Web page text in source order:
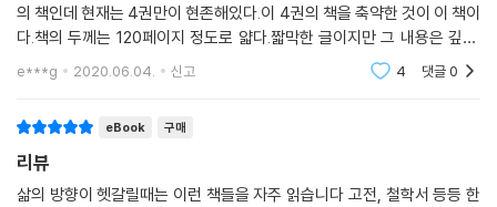
의 책인데 현재는 4권만이 현존해있다.이 4권의 책을 축약한 것이 이 책이
다.책의 두께는 120페이지 정도로 얇다.짧막한 글이지만 그 내용은 깊다.
로마시대에 있던 철학의 내용이 현재 우리 삶에 적용할 수 있는 것이 놀랍
다. 이 책을
e***g 2020.06.04. 신고 4 댓글0
eBook 구매
리뷰
삶의 방향이 헷갈릴때는 이런 책들을 자주 읽습니다 고전, 철학서 등등 한